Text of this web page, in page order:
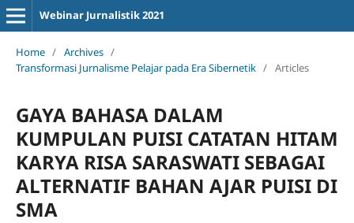
Webinar Jurnalistik 2021
Home / Archives /
Transformasi Jurnalisme Pelajar pada Era Sibernetik / Articles
GAYA BAHASA DALAM
KUMPULAN PUISI CATATAN HITAM
KARYA RISA SARASWATI SEBAGAI
ALTERNATIF BAHAN AJAR PUISI DI
SMA